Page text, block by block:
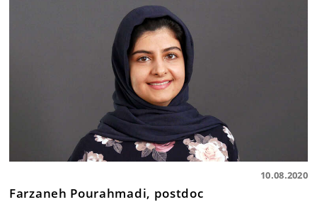
10.08.2020
Farzaneh Pourahmadi, postdoc